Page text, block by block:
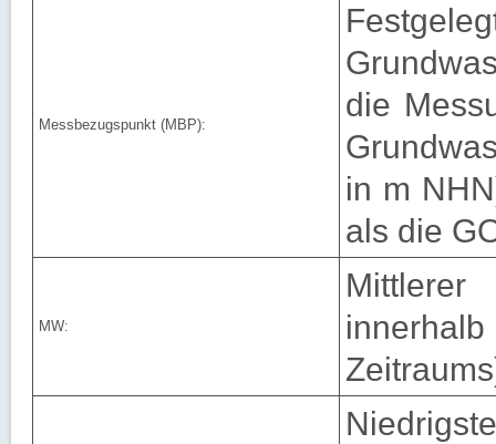
Messbezugspunkt (MBP):
die
in m
als die
MW:
Mittlerer